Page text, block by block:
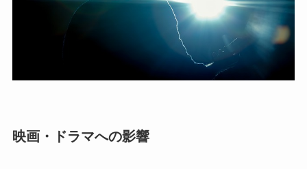
映画・ドラマへの影響